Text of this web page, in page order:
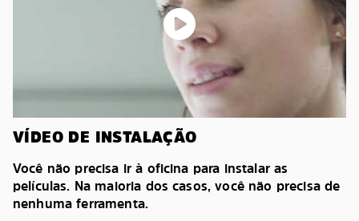
VÍDEO DE INSTALAÇÃO
Você não precisa ir à oficina para instalar as
películas. Na maioria dos casos, você não precisa de
nenhuma ferramenta.